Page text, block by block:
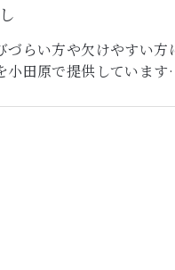
づらい方や欠けやすい方
小田原で提供していま